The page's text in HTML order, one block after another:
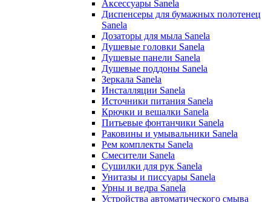
Аксессуары Sanela
Диспенсеры для бумажных полотенец
Sanela
Дозаторы для мыла Sanela
Душевые головки Sanela
Душевые панели Sanela
Душевые поддоны Sanela
Зеркала Sanela
Инсталляции Sanela
Источники питания Sanela
Крючки и вешалки Sanela
Питьевые фонтанчики Sanela
Раковины и умывальники Sanela
Рем комплекты Sanela
Смесители Sanela
Сушилки для рук Sanela
Унитазы и писсуары Sanela
Урны и ведра Sanela
Устройства автоматического смыва